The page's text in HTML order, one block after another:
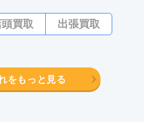
頭買取 出張買取
をもっと見る